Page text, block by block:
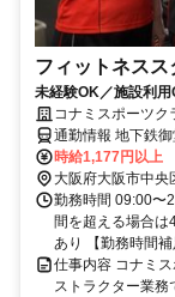
フィットネスス
未経験OK／施設利
幅広い年齢層のスタ
コナミスポーツク
通勤情報 地下鉄
鉄長堀鶴見緑地線
時給1,177円以上
大阪府大阪市中央
勤務時間 09:00〜
間を超える場合は
あり 【勤務時間
仕事内容 コナミ
ストラクター業務